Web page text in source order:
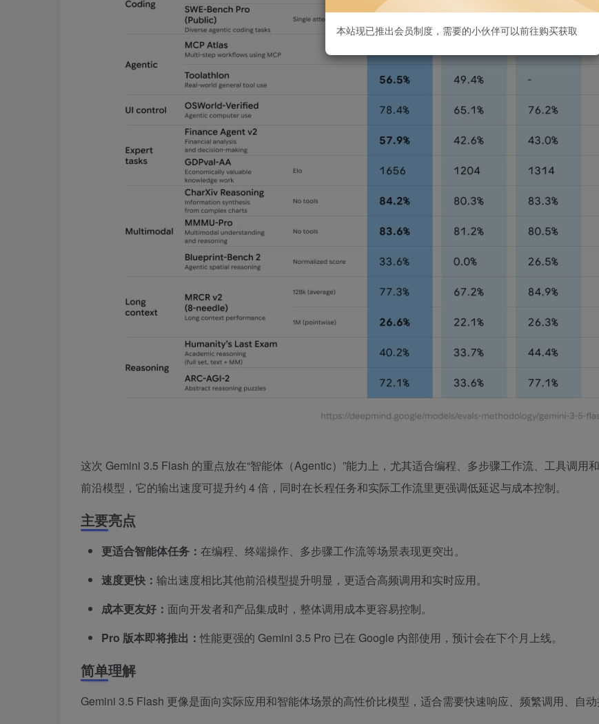
这次 Gemini 3.5 Flash 的重点放在“智能体（Agentic）”能力上，尤其适合编程、多步骤工作流、工具调用
前沿模型，它的输出速度可提升约 4 倍，同时在长程任务和实际工作流里更强调低延迟与成本控制。
主要亮点
更适合智能体任务： 在编程、终端操作、多步骤工作流等场景表现更突出。
速度更快： 输出速度相比其他前沿模型提升明显，更适合高频调用和实时应用。
成本更友好： 面向开发者和产品集成时，整体调用成本更容易控制。
Pro 版本即将推出： 性能更强的 Gemini 3.5 Pro 已在 Google 内部使用，预计会在下个月上线。
简单理解
Gemini 3.5 Flash 更像是面向实际应用和智能体场景的高性价比模型，适合需要快速响应、频繁调用、自动
本站现已推出会员制度，需要的小伙伴可以前往购买获取